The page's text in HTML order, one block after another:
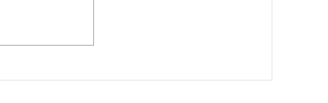
Receita paga nesta sexta-feira